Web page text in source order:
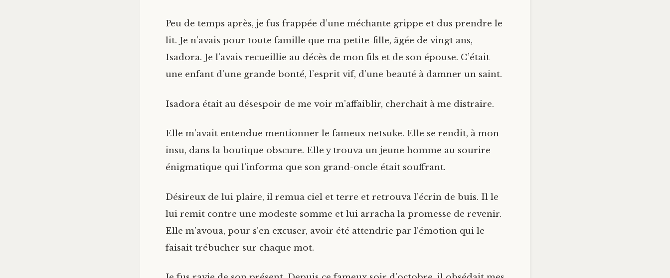
Peu de temps après, je fus frappée d’une méchante grippe et dus prendre le
lit. Je n’avais pour toute famille que ma petite-fille, âgée de vingt ans,
Isadora. Je l’avais recueillie au décès de mon fils et de son épouse. C’était
une enfant d’une grande bonté, l’esprit vif, d’une beauté à damner un saint.
Isadora était au désespoir de me voir m’affaiblir, cherchait à me distraire.
Elle m’avait entendue mentionner le fameux netsuke. Elle se rendit, à mon
insu, dans la boutique obscure. Elle y trouva un jeune homme au sourire
énigmatique qui l’informa que son grand-oncle était souffrant.
Désireux de lui plaire, il remua ciel et terre et retrouva l’écrin de buis. Il le
lui remit contre une modeste somme et lui arracha la promesse de revenir.
Elle m’avoua, pour s’en excuser, avoir été attendrie par l’émotion qui le
faisait trébucher sur chaque mot.